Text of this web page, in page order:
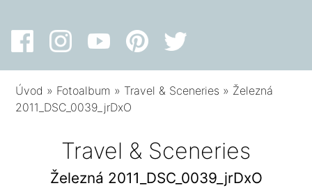
Úvod » Fotoalbum » Travel & Sceneries » Železná
2011_DSC_0039_jrDxO
Travel & Sceneries
Železná 2011_DSC_0039_jrDxO